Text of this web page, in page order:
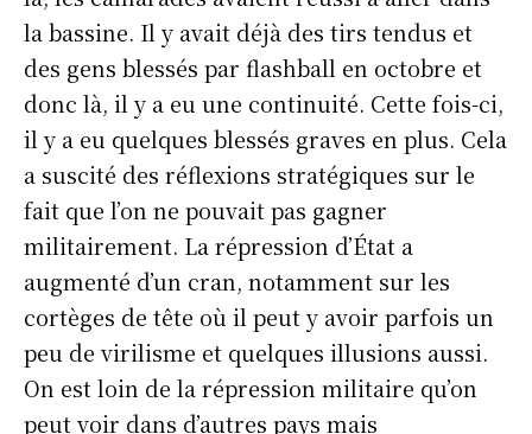
la bassine. Il y avait déjà des tirs tendus et
des gens blessés par flashball en octobre et
donc là, il y a eu une continuité. Cette fois-ci,
il y a eu quelques blessés graves en plus. Cela
a suscité des réflexions stratégiques sur le
fait que l’on ne pouvait pas gagner
militairement. La répression d’État a
augmenté d’un cran, notamment sur les
cortèges de tête où il peut y avoir parfois un
peu de virilisme et quelques illusions aussi.
On est loin de la répression militaire qu’on
peut voir dans d’autres pays mais